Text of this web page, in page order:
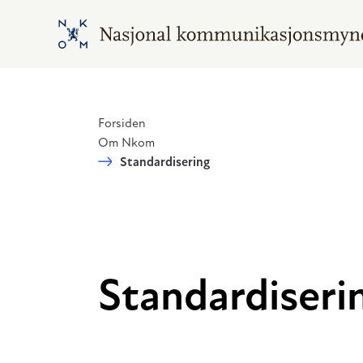
Hopp til hovedinnhold
Gå til hovedsiden
Forsiden
Om Nkom
Standardisering